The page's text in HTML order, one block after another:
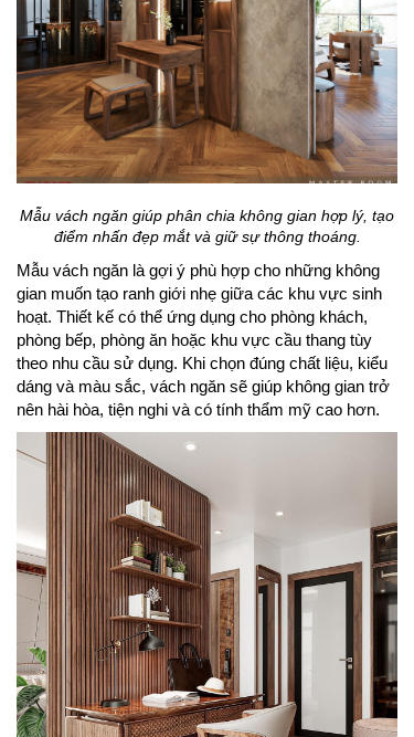
Mẫu vách ngăn giúp phân chia không gian hợp lý, tạo
điểm nhấn đẹp mắt và giữ sự thông thoáng.
Mẫu vách ngăn là gợi ý phù hợp cho những không
gian muốn tạo ranh giới nhẹ giữa các khu vực sinh
hoạt. Thiết kế có thể ứng dụng cho phòng khách,
phòng bếp, phòng ăn hoặc khu vực cầu thang tùy
theo nhu cầu sử dụng. Khi chọn đúng chất liệu, kiểu
dáng và màu sắc, vách ngăn sẽ giúp không gian trở
nên hài hòa, tiện nghi và có tính thẩm mỹ cao hơn.